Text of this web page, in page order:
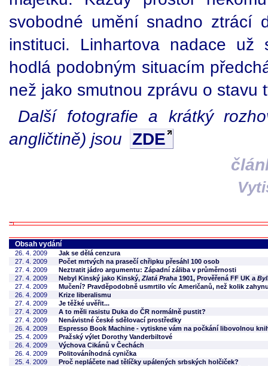
svobodné umění snadno ztrácí
instituci. Linhartova nadace
hodlá podobným situacím
než jako smutnou zprávu o stavu
Další fotografie a krátký
angličtině) jsou ZDE
Obsah vydání
26. 4. 2009
Jak se dělá cenzura
27. 4. 2009
Počet mrtvých na prasečí chřipku přesáhl 100 osob
27. 4. 2009
Neztratit jádro argumentu: Západní záliba v průměrnosti
27. 4. 2009
Nebyl Kinský jako Kinský, Zlatá Praha 1901, Prověřená FF UK a
27. 4. 2009
Mučení? Pravděpodobně usmrtilo víc Američanů, než kolik
26. 4. 2009
Krize liberalismu
27. 4. 2009
Je těžké uvěřit...
27. 4. 2009
A to měli rasistu Duka do ČR normálně pustit?
27. 4. 2009
Nenávistné české sdělovací prostředky
26. 4. 2009
Espresso Book Machine - vytiskne vám na počkání libovolnou
25. 4. 2009
Pražský výlet Dorothy Vanderbiltové
26. 4. 2009
Výchova Cikánů v Čechách
26. 4. 2009
Politováníhodná cynička
25. 4. 2009
Proč nepláčete nad tělíčky upálených srbských holčiček?